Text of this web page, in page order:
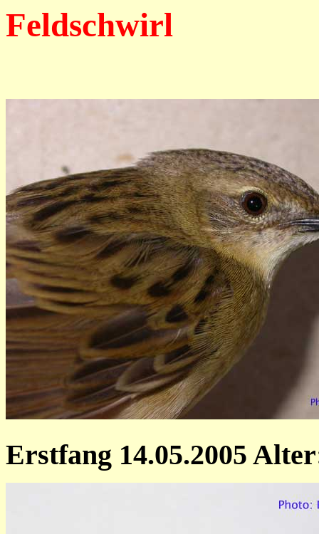
Feldschwirl
Erstfang 14.05.2005